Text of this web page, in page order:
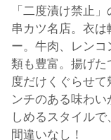
「二度漬け禁止
串カツ名店。衣
ー。牛肉、レン
類も豊富。揚げ
度だけくぐらせ
ンチのある味わ
しめるスタイル
間違いなし！